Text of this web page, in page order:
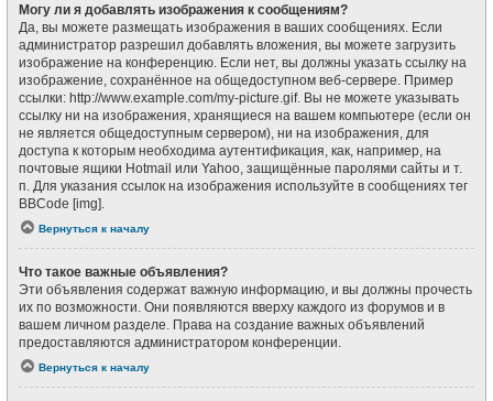
Могу ли я добавлять изображения к сообщениям?
Да, вы можете размещать изображения в ваших сообщениях. Если
администратор разрешил добавлять вложения, вы можете загрузить
изображение на конференцию. Если нет, вы должны указать ссылку на
изображение, сохранённое на общедоступном веб-сервере. Пример
ссылки: http://www.example.com/my-picture.gif. Вы не можете указывать
ссылку ни на изображения, хранящиеся на вашем компьютере (если он
не является общедоступным сервером), ни на изображения, для
доступа к которым необходима аутентификация, как, например, на
почтовые ящики Hotmail или Yahoo, защищённые паролями сайты и т.
п. Для указания ссылок на изображения используйте в сообщениях тег
BBCode [img].
Вернуться к началу
Что такое важные объявления?
Эти объявления содержат важную информацию, и вы должны прочесть
их по возможности. Они появляются вверху каждого из форумов и в
вашем личном разделе. Права на создание важных объявлений
предоставляются администратором конференции.
Вернуться к началу